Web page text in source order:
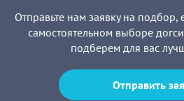
Отправьте нам заявку на подбор,
самостоятельном выборе
подберем для вас
Отправить